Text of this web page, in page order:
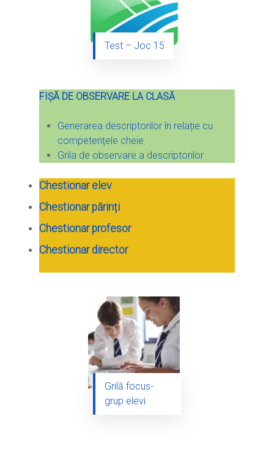
Test – Joc 15
FIȘĂ DE OBSERVARE LA CLASĂ
Generarea descriptorilor în relație cu
competențele cheie
Grila de observare a descriptorilor
Chestionar elev
Chestionar părinți
Chestionar profesor
Chestionar director
Grilă focus-
grup elevi